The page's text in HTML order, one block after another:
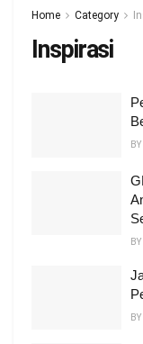
Home Category
Inspirasi
BY
BY
BY